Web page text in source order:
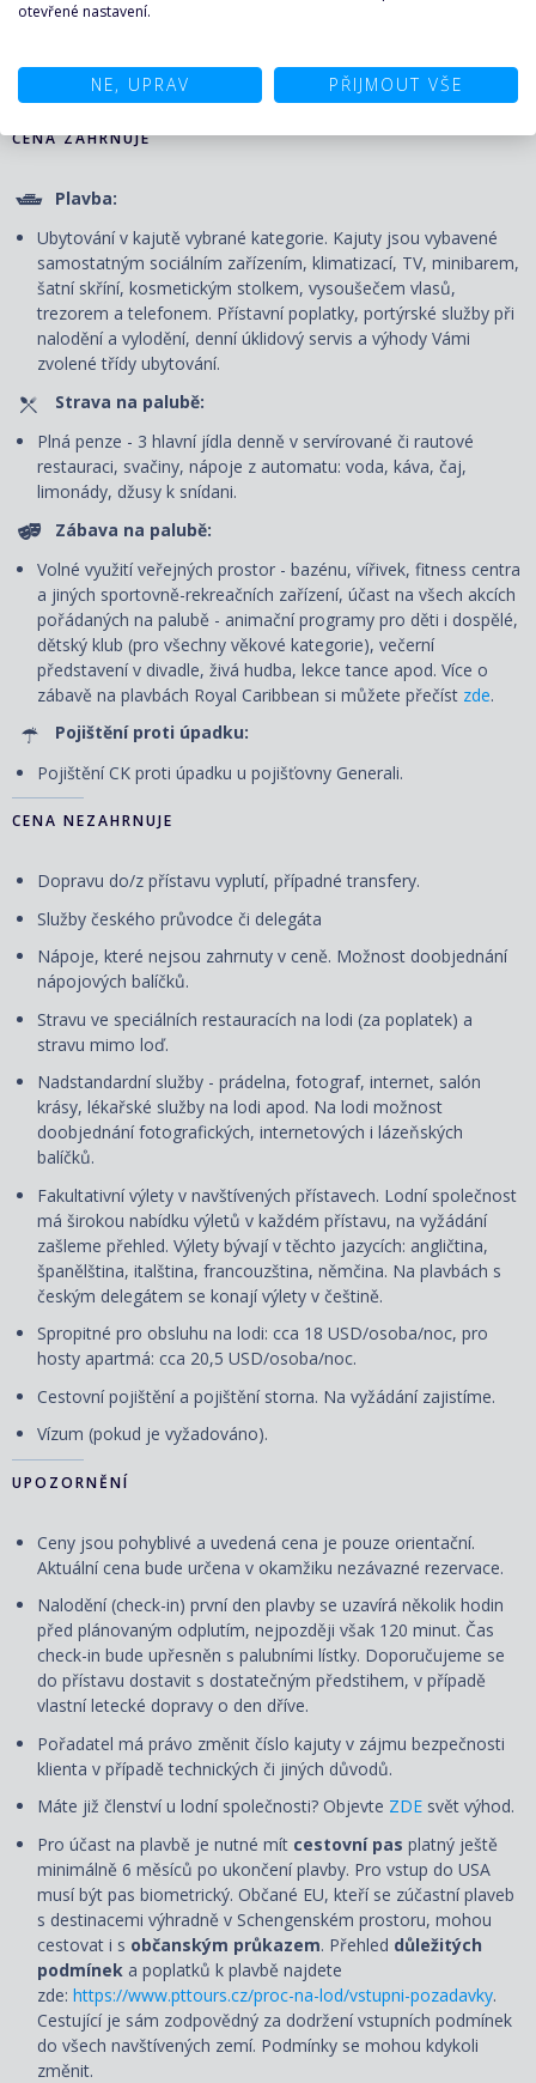
PLAVBY ↑
CENA ZAHRNUJE
Plavba:
Ubytování v kajutě vybrané kategorie. Kajuty jsou vybavené
samostatným sociálním zařízením, klimatizací, TV, minibarem,
šatní skříní, kosmetickým stolkem, vysoušečem vlasů,
trezorem a telefonem. Přístavní poplatky, portýrské služby při
nalodění a vylodění, denní úklidový servis a výhody Vámi
zvolené třídy ubytování.
Strava na palubě:
Plná penze - 3 hlavní jídla denně v servírované či rautové
restauraci, svačiny, nápoje z automatu: voda, káva, čaj,
limonády, džusy k snídani.
Zábava na palubě:
Volné využití veřejných prostor - bazénu, vířivek, fitness centra
a jiných sportovně-rekreačních zařízení, účast na všech akcích
pořádaných na palubě - animační programy pro děti i dospělé,
dětský klub (pro všechny věkové kategorie), večerní
představení v divadle, živá hudba, lekce tance apod. Více o
zábavě na plavbách Royal Caribbean si můžete přečíst zde.
Pojištění proti úpadku:
Pojištění CK proti úpadku u pojišťovny Generali.
CENA NEZAHRNUJE
Dopravu do/z přístavu vyplutí, případné transfery.
Služby českého průvodce či delegáta
Nápoje, které nejsou zahrnuty v ceně. Možnost doobjednání
nápojových balíčků.
Stravu ve speciálních restauracích na lodi (za poplatek) a
stravu mimo loď.
Nadstandardní služby - prádelna, fotograf, internet, salón
krásy, lékařské služby na lodi apod. Na lodi možnost
doobjednání fotografických, internetových i lázeňských
balíčků.
Fakultativní výlety v navštívených přístavech. Lodní společnost
má širokou nabídku výletů v každém přístavu, na vyžádání
zašleme přehled. Výlety bývají v těchto jazycích: angličtina,
španělština, italština, francouzština, němčina. Na plavbách s
českým delegátem se konají výlety v češtině.
Spropitné pro obsluhu na lodi: cca 18 USD/osoba/noc, pro
hosty apartmá: cca 20,5 USD/osoba/noc.
Cestovní pojištění a pojištění storna. Na vyžádání zajistíme.
Vízum (pokud je vyžadováno).
UPOZORNĚNÍ
Ceny jsou pohyblivé a uvedená cena je pouze orientační.
Aktuální cena bude určena v okamžiku nezávazné rezervace.
Nalodění (check-in) první den plavby se uzavírá několik hodin
před plánovaným odplutím, nejpozději však 120 minut. Čas
check-in bude upřesněn s palubními lístky. Doporučujeme se
do přístavu dostavit s dostatečným předstihem, v případě
vlastní letecké dopravy o den dříve.
Pořadatel má právo změnit číslo kajuty v zájmu bezpečnosti
klienta v případě technických či jiných důvodů.
Máte již členství u lodní společnosti? Objevte ZDE svět výhod.
Pro účast na plavbě je nutné mít cestovní pas platný ještě
minimálně 6 měsíců po ukončení plavby. Pro vstup do USA
musí být pas biometrický. Občané EU, kteří se zúčastní plaveb
s destinacemi výhradně v Schengenském prostoru, mohou
cestovat i s občanským průkazem. Přehled důležitých
podmínek a poplatků k plavbě najdete
zde: https://www.pttours.cz/proc-na-lod/vstupni-pozadavky.
Cestující je sám zodpovědný za dodržení vstupních podmínek
do všech navštívených zemí. Podmínky se mohou kdykoli
změnit.
otevřené nastavení.
NE, UPRAV PŘIJMOUT VŠE